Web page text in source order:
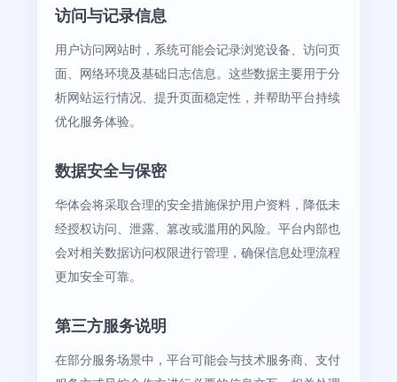
访问与记录信息
用户访问网站时，系统可能会记录浏览设备、访问页
面、网络环境及基础日志信息。这些数据主要用于分
析网站运行情况、提升页面稳定性，并帮助平台持续
优化服务体验。
数据安全与保密
华体会将采取合理的安全措施保护用户资料，降低未
经授权访问、泄露、篡改或滥用的风险。平台内部也
会对相关数据访问权限进行管理，确保信息处理流程
更加安全可靠。
第三方服务说明
在部分服务场景中，平台可能会与技术服务商、支付